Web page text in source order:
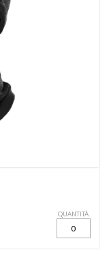
QUANTITÀ